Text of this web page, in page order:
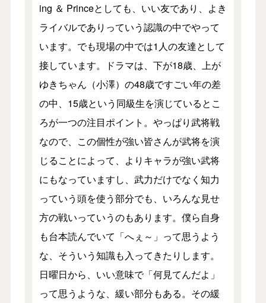
ing ＆ Princeとしても、いい友であり、よき
ライバルでありっていう認識の中でやって
います。でも現場の中では1人の友達として
接しています。ドラマは、下が18歳、上が
ゆきちゃん（小澤）の48歳ですごい年の差
の中、15歳という同級生を演じているとこ
ろが一つの注目ポイント。やっぱり武将戦
なので、この個性が強い皆さんが武将を演
じることによって、よりキャラが強い武将
にもなっていますし、武力だけでなく知力
っていう頭を使う部分でも、いろんな見せ
方の戦いっていうのもあります。僕ら自身
も台本読んでいて「へぇ～」って思うよう
な、そういう知識も入ってきたりします。
日曜日から、いい意味で「何見てんだよ」
って思うような、緩い部分もある。その緩